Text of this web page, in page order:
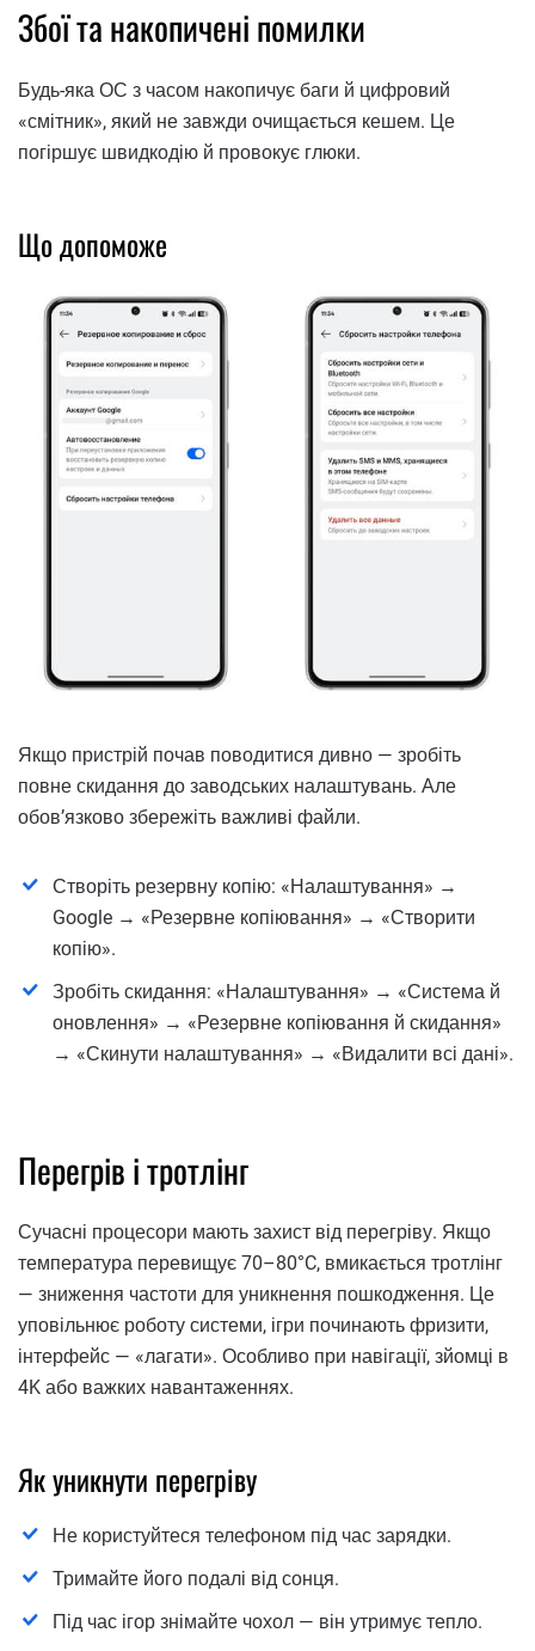
Збої та накопичені помилки
Будь-яка ОС з часом накопичує баги й цифровий
«смітник», який не завжди очищається кешем. Це
погіршує швидкодію й провокує глюки.
Що допоможе
Якщо пристрій почав поводитися дивно — зробіть
повне скидання до заводських налаштувань. Але
обовʼязково збережіть важливі файли.
Створіть резервну копію: «Налаштування» →
Google → «Резервне копіювання» → «Створити
копію».
Зробіть скидання: «Налаштування» → «Система й
оновлення» → «Резервне копіювання й скидання»
→ «Скинути налаштування» → «Видалити всі дані».
Перегрів і тротлінг
Сучасні процесори мають захист від перегріву. Якщо
температура перевищує 70–80°C, вмикається тротлінг
— зниження частоти для уникнення пошкодження. Це
уповільнює роботу системи, ігри починають фризити,
інтерфейс — «лагати». Особливо при навігації, зйомці в
4K або важких навантаженнях.
Як уникнути перегріву
Не користуйтеся телефоном під час зарядки.
Тримайте його подалі від сонця.
Під час ігор знімайте чохол — він утримує тепло.